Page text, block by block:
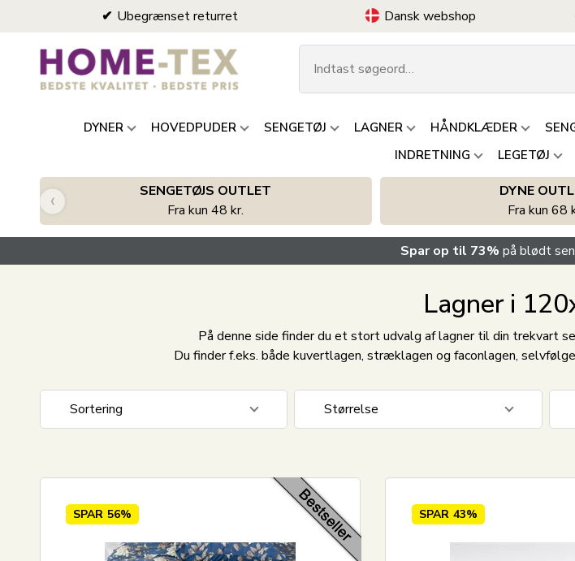
Ubegrænset returret Dansk webshop
DYNER HOVEDPUDER SENGETØJ LAGNER HÅNDKLÆDER
INDRETNING
LEGETØJ
SENGETØJS OUTLET
Fra kun 48 kr.
DYNE
Fra kun 68
‹
Spar op til 73% på blødt
Lagner i
På denne side finder du et stort udvalg af lagner til din trekvart
Du finder f.eks. både kuvertlagen, stræklagen og faconlagen,
Sortering
Nyeste
Mest solgte
Størrelse
SPAR 56% SPAR 43%